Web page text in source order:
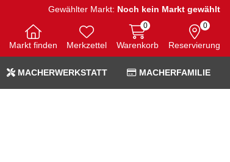
Gewählter Markt: Noch kein Markt gewählt
Markt finden Merkzettel Warenkorb
0
Reservierung
0
MACHERWERKSTATT MACHERFAMILIE